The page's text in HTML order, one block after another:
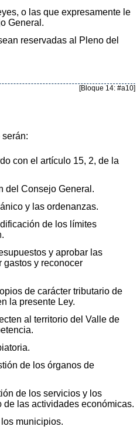
o las que expresamente le
General.
reservadas al Pleno del
[Bloque 14: #a10]
con el artículo 15, 2, de la
del Consejo General.
y las ordenanzas.
de los límites
y aprobar las
gastos y reconocer
de carácter tributario de
la presente Ley.
al territorio del Valle de
de los órganos de
de los servicios y los
las actividades económicas.
municipios.